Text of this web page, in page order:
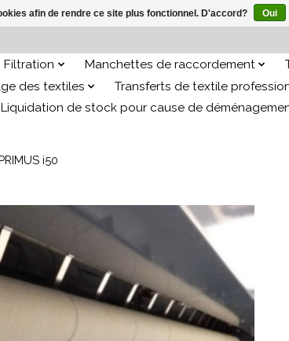
Filtration Manchettes de raccordement
des textiles
Transferts de textile
Liquidation de stock pour cause de
i50
afin de rendre ce site plus fonctionnel. D'accord? Oui